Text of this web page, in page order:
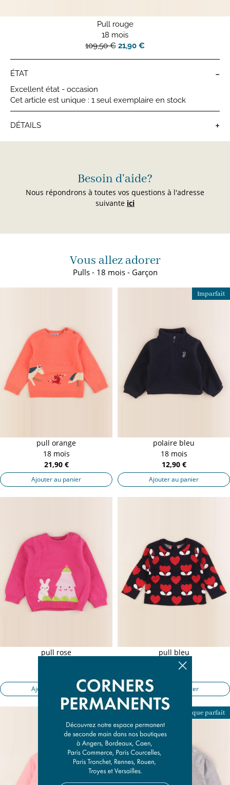
Pull rouge
18 mois
109,50 € 21,90 €
ÉTAT -
Excellent état - occasion
Cet article est unique : 1 seul exemplaire en stock
DÉTAILS +
Pulls bébé
Besoin d'aide?
Nous répondrons à toutes vos questions à l'adresse
suivante ici
Vous allez adorer
Pulls - 18 mois - Garçon
pull orange
18 mois
21,90 €
Ajouter au panier
Imparfait
polaire bleu
18 mois
12,90 €
Ajouter au panier
pull rose
Ajouter au panier
pull bleu
18 mois
Ajouter au panier
Presque parfait